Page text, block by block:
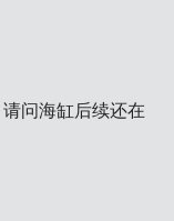
问海缸后续还在